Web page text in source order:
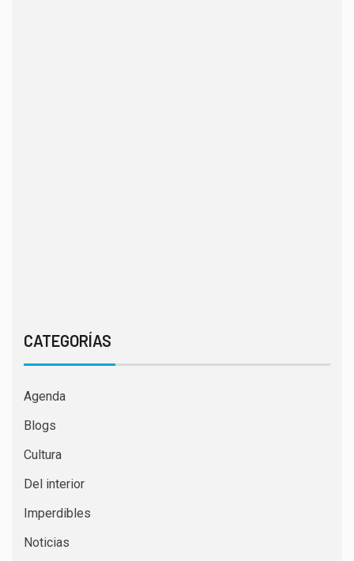
CATEGORÍAS
Agenda
Blogs
Cultura
Del interior
Imperdibles
Noticias